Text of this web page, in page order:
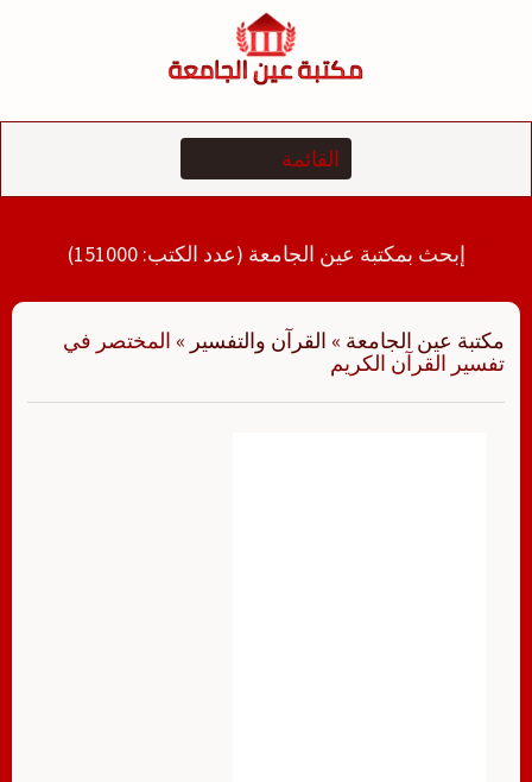
إبحث بمكتبة عين الجامعة (عدد الكتب: 151000)
مكتبة عين الجامعة » القرآن والتفسير » المختصر في
تفسير القرآن الكريم